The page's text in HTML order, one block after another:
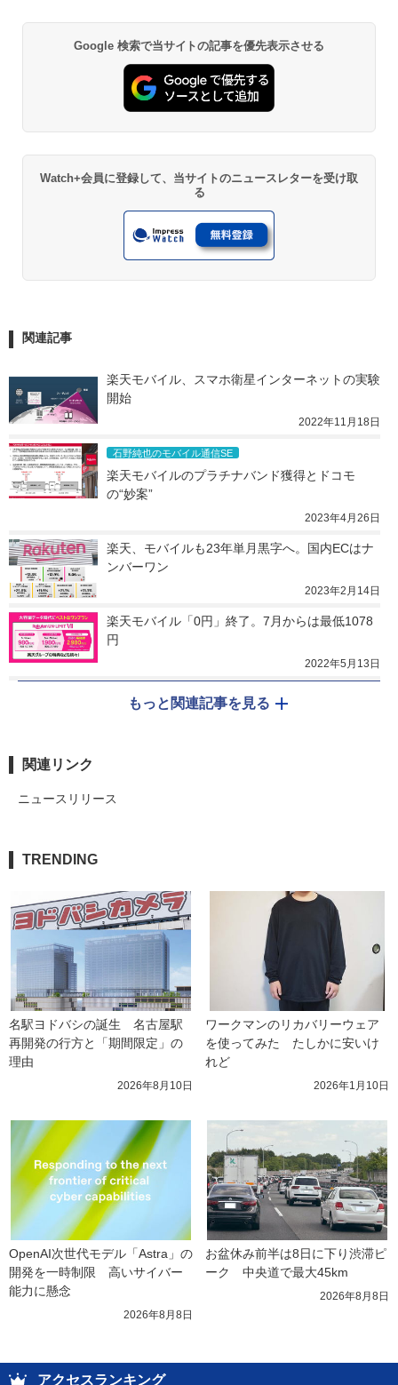
Google 検索で当サイトの記事を優先表示させる
Watch+会員に登録して、当サイトのニュースレターを受け取
る
関連記事
楽天モバイル、スマホ衛星インターネットの実験
開始
2022年11月18日
石野純也のモバイル通信SE
楽天モバイルのプラチナバンド獲得とドコモ
の“妙案”
2023年4月26日
楽天、モバイルも23年単月黒字へ。国内ECはナ
ンバーワン
2023年2月14日
楽天モバイル「0円」終了。7月からは最低1078
円
2022年5月13日
もっと関連記事を見る
関連リンク
ニュースリリース
TRENDING
名駅ヨドバシの誕生　名古屋駅
再開発の行方と「期間限定」の
理由
2026年8月10日
ワークマンのリカバリーウェア
を使ってみた　たしかに安いけ
れど
2026年1月10日
OpenAI次世代モデル「Astra」の
開発を一時制限　高いサイバー
能力に懸念
2026年8月8日
お盆休み前半は8日に下り渋滞ピ
ーク　中央道で最大45km
2026年8月8日
アクセスランキング